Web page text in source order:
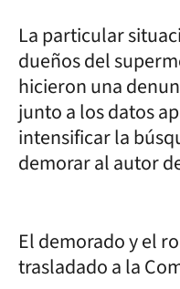
La particular
dueños del
hicieron una
junto a los datos
intensificar la
demorar al autor
El demorado y el
trasladado a la